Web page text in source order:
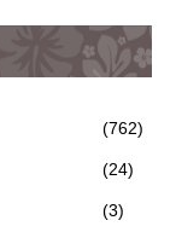
(762)
(24)
(3)